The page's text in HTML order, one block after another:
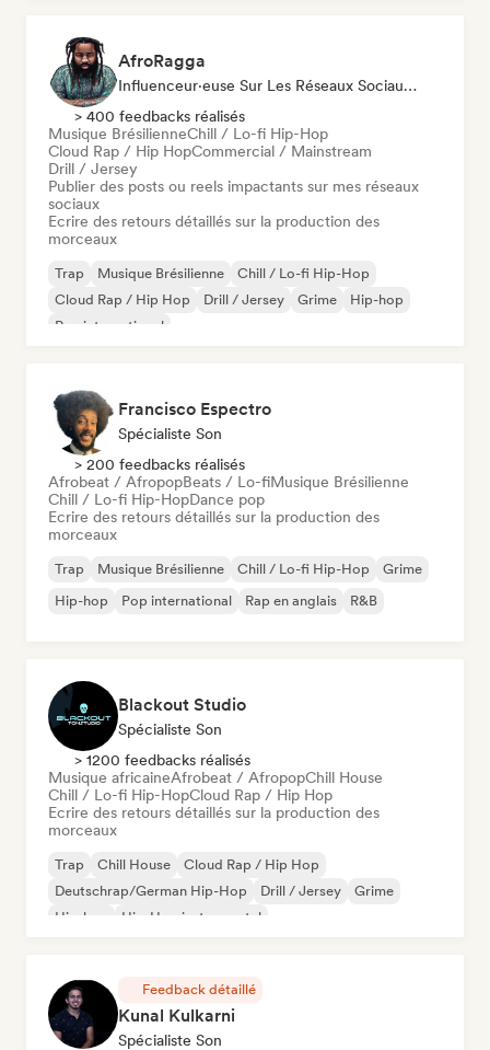
AfroRagga
Influenceur·euse Sur Les Réseaux Sociaux, Spécialiste Son
> 400 feedbacks réalisés
Musique BrésilienneChill / Lo-fi Hip-Hop
Cloud Rap / Hip HopCommercial / Mainstream
Drill / Jersey
Publier des posts ou reels impactants sur mes réseaux
sociaux
Ecrire des retours détaillés sur la production des
morceaux
Trap Musique Brésilienne
Chill / Lo-fi Hip-Hop
Cloud Rap / Hip Hop
Drill / Jersey Grime
Hip-hop
Rap international
Francisco Espectro
Spécialiste Son
> 200 feedbacks réalisés
Afrobeat / AfropopBeats / Lo-fiMusique Brésilienne
Chill / Lo-fi Hip-HopDance pop
Ecrire des retours détaillés sur la production des
morceaux
Trap Musique Brésilienne Chill / Lo-fi Hip-Hop
Grime
Hip-hop
Pop international Rap en anglais R&B
Blackout Studio
Spécialiste Son
> 1200 feedbacks réalisés
Musique africaineAfrobeat / AfropopChill House
Chill / Lo-fi Hip-HopCloud Rap / Hip Hop
Ecrire des retours détaillés sur la production des
morceaux
Trap Chill House
Cloud Rap / Hip Hop
Deutschrap/German Hip-Hop
Drill / Jersey
Grime
Hip-hop
Hip-Hop instrumental
Feedback détaillé
Kunal Kulkarni
Spécialiste Son